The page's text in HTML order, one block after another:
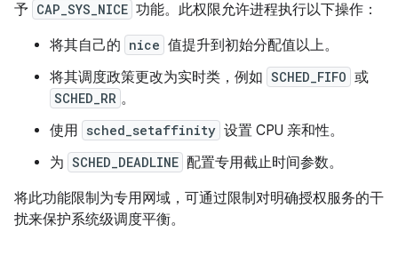
予 CAP_SYS_NICE 功能。此权限允许进程执行以下操作：
将其自己的 nice 值提升到初始分配值以上。
将其调度政策更改为实时类，例如 SCHED_FIFO 或
SCHED_RR 。
使用 sched_setaffinity 设置 CPU 亲和性。
为 SCHED_DEADLINE 配置专用截止时间参数。
将此功能限制为专用网域，可通过限制对明确授权服务的干
扰来保护系统级调度平衡。